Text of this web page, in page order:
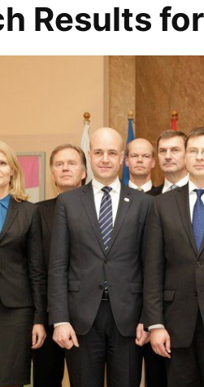
Results